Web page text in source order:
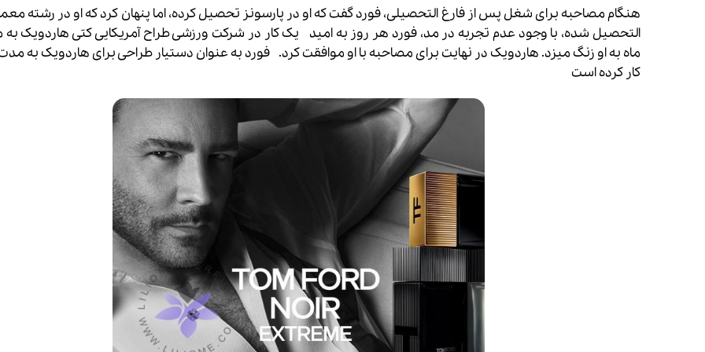
هنگام مصاحبه برای شغل پس از فارغ التحصیلی، فورد گفت که او در پارسونز تحصیل کرده، اما پنهان کرد که او در رشته
التحصیل شده، با وجود عدم تجربه در مد، فورد هر روز به امید یک کار در شرکت ورزشی طراح آمریکایی کتی هاردویک
ماه به او زنگ میزد. هاردویک در نهایت برای مصاحبه با او موافقت کرد. فورد به عنوان دستیار طراحی برای هاردویک به
کار کرده است